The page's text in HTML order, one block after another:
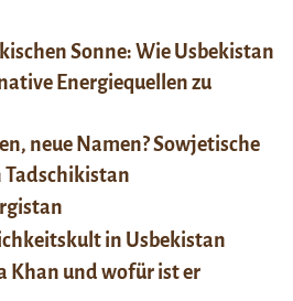
Sonne: Wie Usbekistan
Energiequellen zu
neue Namen? Sowjetische
in Usbekistan
Khan und wofür ist er